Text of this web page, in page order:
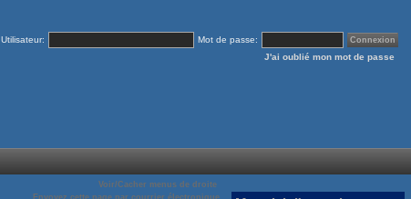
Utilisateur:
Mot de passe:
J'ai oublié mon mot de passe
Voir/Cacher menus de droite
Envoyez cette page par courrier électronique